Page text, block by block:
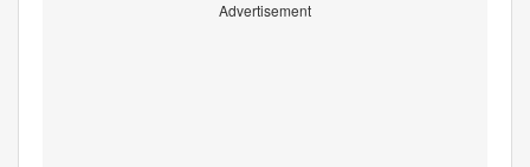
Advertisement